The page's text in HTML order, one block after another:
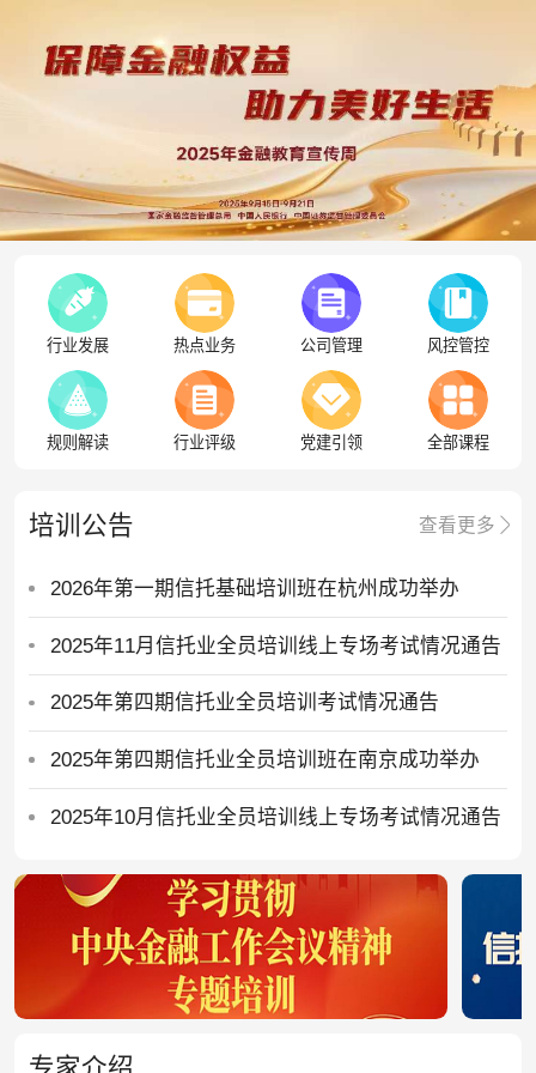
行业发展 热点业务 公司管理 风控管控
规则解读 行业评级 党建引领 全部课程
培训公告 查看更多
2026年第一期信托基础培训班在杭州成功举办
2025年11月信托业全员培训线上专场考试情况通告
2025年第四期信托业全员培训考试情况通告
2025年第四期信托业全员培训班在南京成功举办
2025年10月信托业全员培训线上专场考试情况通告